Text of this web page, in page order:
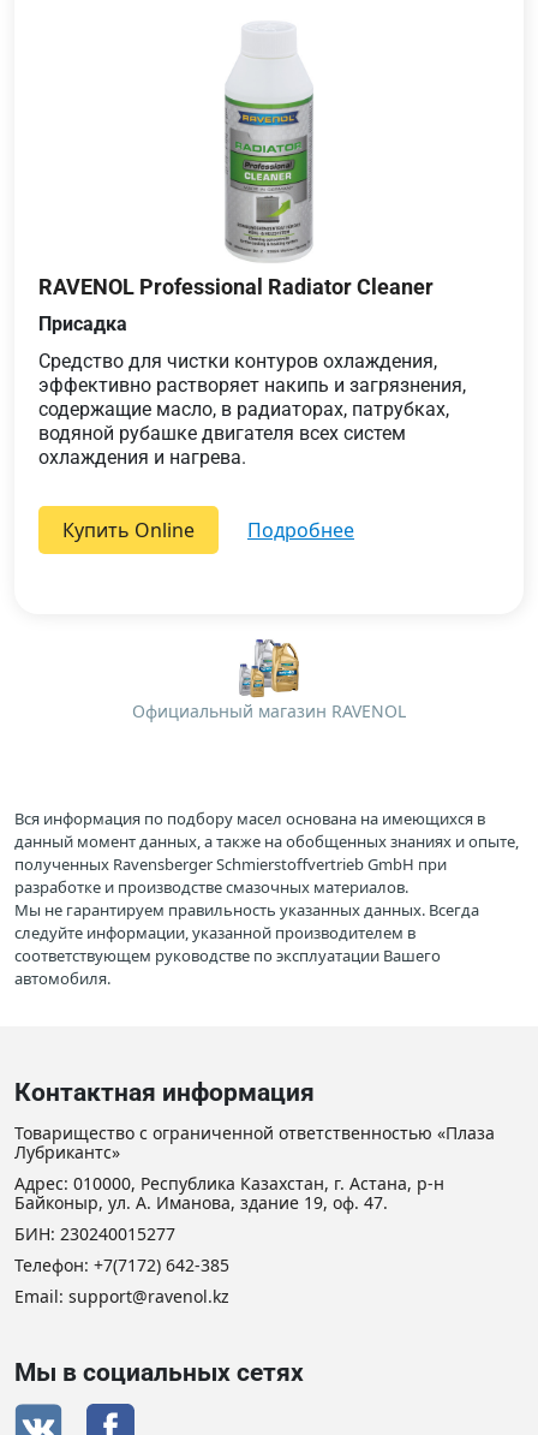
RAVENOL Professional Radiator Cleaner
Присадка
Средство для чистки контуров охлаждения,
эффективно растворяет накипь и загрязнения,
содержащие масло, в радиаторах, патрубках,
водяной рубашке двигателя всех систем
охлаждения и нагрева.
Купить Online подробнее
Официальный магазин RAVENOL
Вся информация по подбору масел основана на имеющихся в
данный момент данных, а также на обобщенных знаниях и опыте,
полученных Ravensberger Schmierstoffvertrieb GmbH при
разработке и производстве смазочных материалов.
Мы не гарантируем правильность указанных данных. Всегда
следуйте информации, указанной производителем в
соответствующем руководстве по эксплуатации Вашего
автомобиля.
Контактная информация
Товарищество с ограниченной ответственностью «Плаза
Лубрикантс»
Адрес: 010000, Республика Казахстан, г. Астана, р-н
Байконыр, ул. А. Иманова, здание 19, оф. 47.
БИН: 230240015277
Телефон: +7(7172) 642-385
Email: support@ravenol.kz
Мы в социальных сетях